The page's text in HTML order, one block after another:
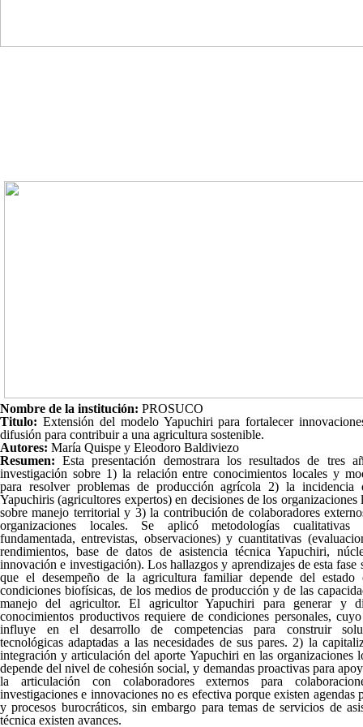
Nombre de la institución: PROSUCO
Titulo: Extensión del modelo Yapuchiri para fortalecer
difusión para contribuir a una agricultura sostenible.
Autores: María Quispe y Eleodoro Baldiviezo
Resumen: Esta presentación demostrara los resultados de tres
investigación sobre 1) la relación entre conocimientos locales y
para resolver problemas de producción agrícola 2) la incidencia
Yapuchiris (agricultores expertos) en decisiones de los organizaciones
sobre manejo territorial y 3) la contribución de colaboradores
organizaciones locales. Se aplicó metodologías cualitativas
fundamentada, entrevistas, observaciones) y cuantitativas
rendimientos, base de datos de asistencia técnica Yapuchiri,
innovación e investigación). Los hallazgos y aprendizajes de esta fase
que el desempeño de la agricultura familiar depende del estado
condiciones biofísicas, de los medios de producción y de las
manejo del agricultor. El agricultor Yapuchiri para generar y
conocimientos productivos requiere de condiciones personales,
influye en el desarrollo de competencias para construir
tecnológicas adaptadas a las necesidades de sus pares. 2) la
integración y articulación del aporte Yapuchiri en las organizaciones
depende del nivel de cohesión social, y demandas proactivas para
la articulación con colaboradores externos para
investigaciones e innovaciones no es efectiva porque existen agendas
y procesos burocráticos, sin embargo para temas de servicios de
técnica existen avances.